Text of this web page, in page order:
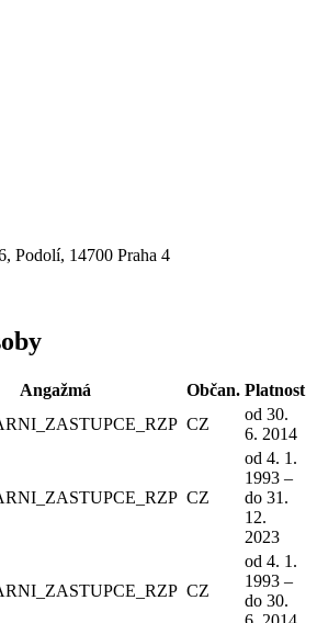
Podolí, 14700 Praha 4
Angažmá Občan. Platnost
CZ
od 30.
6. 2014
CZ
od 4. 1.
1993 –
do 31.
12.
2023
CZ
od 4. 1.
1993 –
do 30.